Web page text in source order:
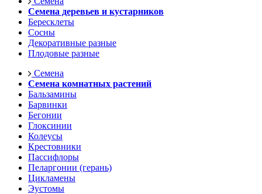
Семена деревьев и кустарников
Бересклеты
Сосны
Декоративные разные
Плодовые разные
Семена
Семена комнатных растений
Бальзамины
Барвинки
Бегонии
Глоксинии
Колеусы
Крестовники
Пассифлоры
Пеларгонии (герань)
Цикламены
Эустомы